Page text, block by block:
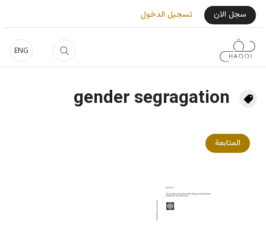
تجاوز إلى المحتوى الرئيسي
ENG
User Login Menu
سجل الان تسجيل الدخول
gender segragation
المتابعة